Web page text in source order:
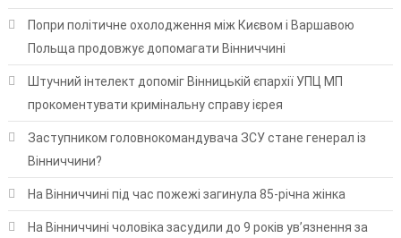
Попри політичне охолодження між Києвом і Варшавою
Польща продовжує допомагати Вінниччині
Штучний інтелект допоміг Вінницькій єпархії УПЦ МП
прокоментувати кримінальну справу ієрея
Заступником головнокомандувача ЗСУ стане генерал із
Вінниччини?
На Вінниччині під час пожежі загинула 85-річна жінка
На Вінниччині чоловіка засудили до 9 років ув’язнення за